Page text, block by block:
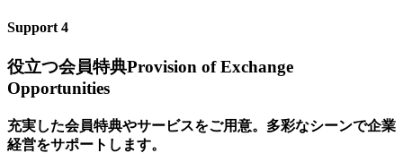
Support4
役立つ会員特典Provision of Exchange
Opportunities
充実した会員特典やサービスをご用意。多彩なシーンで企業
経営をサポートします。